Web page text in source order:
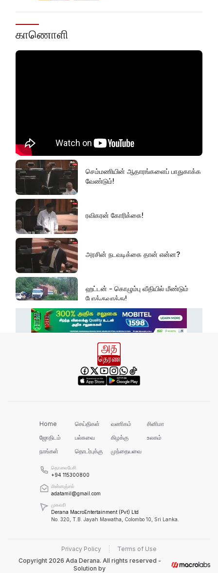
காணொளி
செம்மணியின் ஆதாரங்களைப் பாதுகாக்க
வேண்டும்!
ரவிகரன் கோரிக்கை!
அரசின் நடவடிக்கை தான் என்ன?
ஹட்டன் - கொழும்பு வீதியில் மீண்டும்
போக்குவரத்து!
கொத்மலை வான் கதவுகள் திறப்பு
செம்மணியில் இதுவரை 481
எலும்புக்கூடுகள் மீட்பு!
பார்க்கும் கட்சி!
நஷ்டத்தை சந்திக்கும் பெருந்தோட்ட
கம்பனிகளுக்கு எதற்காக ஒப்பந்தத்தை
நாங்கள்!
Home செய்திகள் வணிகம்
சினிமா
ஜோதிடம்
பல்சுவை கிழக்கு
உலகம்
நாங்கள்
தொடர்புக்கு முந்தையவை
தொலைபேசி
+94 115300800
மின்னஞ்சல்
adatamil@gmail.com
முகவரி
Derana MacroEntertainment (Pvt) Ltd
No. 320, T.B. Jayah Mawatha, Colombo 10, Sri Lanka.
Privacy Policy
Terms of Use
Copyright 2026 Ada Derana. All rights reserved -
Solution by